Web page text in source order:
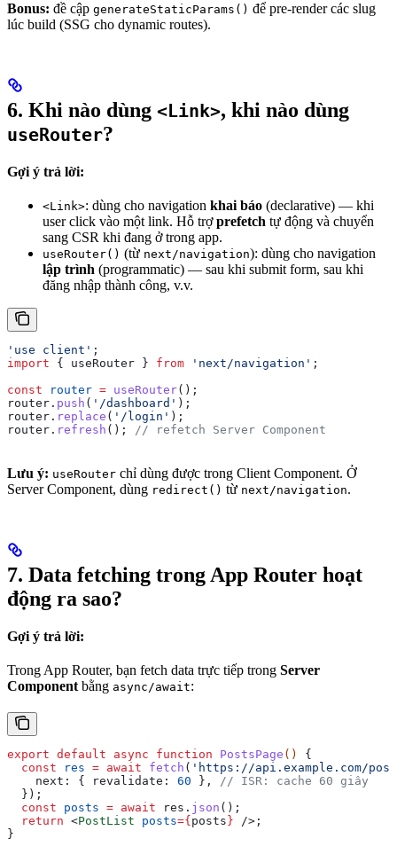
Bonus: đề cập generateStaticParams() để pre-render các slug
lúc build (SSG cho dynamic routes).
6. Khi nào dùng <Link>, khi nào dùng
useRouter?
Gợi ý trả lời:
<Link>: dùng cho navigation khai báo (declarative) — khi
user click vào một link. Hỗ trợprefetch tự động và chuyển
sang CSR khi đang ở trong app.
useRouter() (từ next/navigation): dùng cho navigation
lập trình (programmatic) — sau khi submit form, sau khi
đăng nhập thành công, v.v.
'use client' ;
import { useRouter } from 'next/navigation' ;
const router = useRouter();
router . push ( '/dashboard' );
router . replace ( '/login' );
router . refresh (); // refetch Server Component
Lưu ý: useRouter chỉ dùng được trong Client Component. Ở
Server Component, dùng redirect() từ next/navigation.
7. Data fetching trong App Router hoạt
động ra sao?
Gợi ý trả lời:
Trong App Router, bạn fetch data trực tiếp trong Server
Component bằng async/await:
export default async function PostsPage () {
  const
res = await fetch ( 'https://api.example.com/
    next:
{ revalidate: 60 }, // ISR: cache 60 giây
  });
  const
posts = await res . json ();
  return
<PostList posts={ posts } /> ;
}